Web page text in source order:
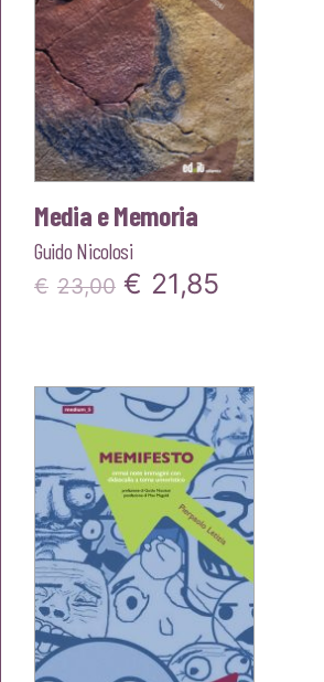
Media e Memoria
Guido Nicolosi
€ 23,00 Il
era:
€23,00.
€ 21,85
è:
€21,85.